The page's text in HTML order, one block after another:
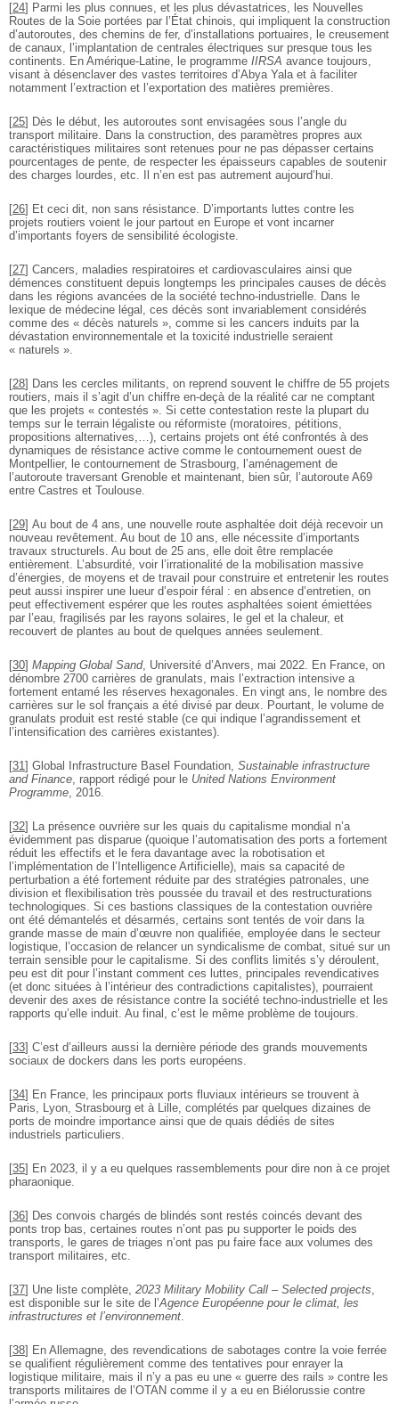
[24] Parmi les plus connues, et les plus dévastatrices, les Nouvelles
Routes de la Soie portées par l’État chinois, qui impliquent la construction
d’autoroutes, des chemins de fer, d’installations portuaires, le creusement
de canaux, l’implantation de centrales électriques sur presque tous les
continents. En Amérique-Latine, le programme IIRSA avance toujours,
visant à désenclaver des vastes territoires d’Abya Yala et à faciliter
notamment l’extraction et l’exportation des matières premières.
[25] Dès le début, les autoroutes sont envisagées sous l’angle du
transport militaire. Dans la construction, des paramètres propres aux
caractéristiques militaires sont retenues pour ne pas dépasser certains
pourcentages de pente, de respecter les épaisseurs capables de soutenir
des charges lourdes, etc. Il n’en est pas autrement aujourd’hui.
[26] Et ceci dit, non sans résistance. D’importants luttes contre les
projets routiers voient le jour partout en Europe et vont incarner
d’importants foyers de sensibilité écologiste.
[27] Cancers, maladies respiratoires et cardiovasculaires ainsi que
démences constituent depuis longtemps les principales causes de décès
dans les régions avancées de la société techno-industrielle. Dans le
lexique de médecine légal, ces décès sont invariablement considérés
comme des « décès naturels », comme si les cancers induits par la
dévastation environnementale et la toxicité industrielle seraient
« naturels ».
[28] Dans les cercles militants, on reprend souvent le chiffre de 55 projets
routiers, mais il s’agit d’un chiffre en-deçà de la réalité car ne comptant
que les projets « contestés ». Si cette contestation reste la plupart du
temps sur le terrain légaliste ou réformiste (moratoires, pétitions,
propositions alternatives,…), certains projets ont été confrontés à des
dynamiques de résistance active comme le contournement ouest de
Montpellier, le contournement de Strasbourg, l’aménagement de
l’autoroute traversant Grenoble et maintenant, bien sûr, l’autoroute A69
entre Castres et Toulouse.
[29] Au bout de 4 ans, une nouvelle route asphaltée doit déjà recevoir un
nouveau revêtement. Au bout de 10 ans, elle nécessite d’importants
travaux structurels. Au bout de 25 ans, elle doit être remplacée
entièrement. L’absurdité, voir l’irrationalité de la mobilisation massive
d’énergies, de moyens et de travail pour construire et entretenir les routes
peut aussi inspirer une lueur d’espoir féral : en absence d’entretien, on
peut effectivement espérer que les routes asphaltées soient émiettées
par l’eau, fragilisés par les rayons solaires, le gel et la chaleur, et
recouvert de plantes au bout de quelques années seulement.
[30] Mapping Global Sand, Université d’Anvers, mai 2022. En France, on
dénombre 2700 carrières de granulats, mais l’extraction intensive a
fortement entamé les réserves hexagonales. En vingt ans, le nombre des
carrières sur le sol français a été divisé par deux. Pourtant, le volume de
granulats produit est resté stable (ce qui indique l’agrandissement et
l’intensification des carrières existantes).
[31] Global Infrastructure Basel Foundation, Sustainable infrastructure
and Finance, rapport rédigé pour le United Nations Environment
Programme, 2016.
[32] La présence ouvrière sur les quais du capitalisme mondial n’a
évidemment pas disparue (quoique l’automatisation des ports a fortement
réduit les effectifs et le fera davantage avec la robotisation et
l’implémentation de l’Intelligence Artificielle), mais sa capacité de
perturbation a été fortement réduite par des stratégies patronales, une
division et flexibilisation très poussée du travail et des restructurations
technologiques. Si ces bastions classiques de la contestation ouvrière
ont été démantelés et désarmés, certains sont tentés de voir dans la
grande masse de main d’œuvre non qualifiée, employée dans le secteur
logistique, l’occasion de relancer un syndicalisme de combat, situé sur un
terrain sensible pour le capitalisme. Si des conflits limités s’y déroulent,
peu est dit pour l’instant comment ces luttes, principales revendicatives
(et donc situées à l’intérieur des contradictions capitalistes), pourraient
devenir des axes de résistance contre la société techno-industrielle et les
rapports qu’elle induit. Au final, c’est le même problème de toujours.
[33] C’est d’ailleurs aussi la dernière période des grands mouvements
sociaux de dockers dans les ports européens.
[34] En France, les principaux ports fluviaux intérieurs se trouvent à
Paris, Lyon, Strasbourg et à Lille, complétés par quelques dizaines de
ports de moindre importance ainsi que de quais dédiés de sites
industriels particuliers.
[35] En 2023, il y a eu quelques rassemblements pour dire non à ce projet
pharaonique.
[36] Des convois chargés de blindés sont restés coincés devant des
ponts trop bas, certaines routes n’ont pas pu supporter le poids des
transports, le gares de triages n’ont pas pu faire face aux volumes des
transport militaires, etc.
[37] Une liste complète, 2023 Military Mobility Call – Selected projects,
est disponible sur le site de l’Agence Européenne pour le climat, les
infrastructures et l’environnement.
[38] En Allemagne, des revendications de sabotages contre la voie ferrée
se qualifient régulièrement comme des tentatives pour enrayer la
logistique militaire, mais il n’y a pas eu une « guerre des rails » contre les
transports militaires de l’OTAN comme il y a eu en Biélorussie contre